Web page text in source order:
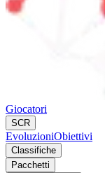
Giocatori
SCR
EvoluzioniObiettivi
Classifiche
Pacchetti